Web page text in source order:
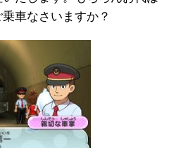
車なさいますか？